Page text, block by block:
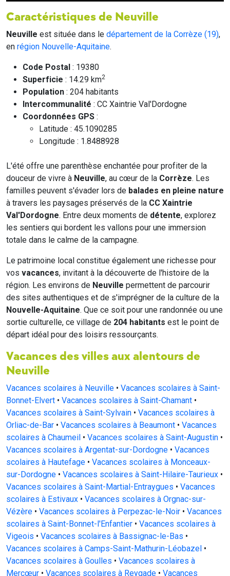
Caractéristiques de Neuville
Neuville est située dans le département de la Corrèze (19),
en région Nouvelle-Aquitaine.
Code Postal : 19380
Superficie : 14.29 km2
Population : 204 habitants
Intercommunalité : CC Xaintrie Val'Dordogne
Coordonnées GPS :
Latitude : 45.1090285
Longitude : 1.8488928
L'été offre une parenthèse enchantée pour profiter de la
douceur de vivre à Neuville, au cœur de la Corrèze. Les
familles peuvent s'évader lors de balades en pleine nature
à travers les paysages préservés de la CC Xaintrie
Val'Dordogne. Entre deux moments de détente, explorez
les sentiers qui bordent les vallons pour une immersion
totale dans le calme de la campagne.
Le patrimoine local constitue également une richesse pour
vos vacances, invitant à la découverte de l'histoire de la
région. Les environs de Neuville permettent de parcourir
des sites authentiques et de s'imprégner de la culture de la
Nouvelle-Aquitaine. Que ce soit pour une randonnée ou une
sortie culturelle, ce village de 204 habitants est le point de
départ idéal pour des loisirs ressourçants.
Vacances des villes aux alentours de
Neuville
Vacances scolaires à Neuville • Vacances scolaires à Saint-
Bonnet-Elvert • Vacances scolaires à Saint-Chamant •
Vacances scolaires à Saint-Sylvain • Vacances scolaires à
Orliac-de-Bar • Vacances scolaires à Beaumont • Vacances
scolaires à Chaumeil • Vacances scolaires à Saint-Augustin •
Vacances scolaires à Argentat-sur-Dordogne • Vacances
scolaires à Hautefage • Vacances scolaires à Monceaux-
sur-Dordogne • Vacances scolaires à Saint-Hilaire-Taurieux •
Vacances scolaires à Saint-Martial-Entraygues • Vacances
scolaires à Estivaux • Vacances scolaires à Orgnac-sur-
Vézère • Vacances scolaires à Perpezac-le-Noir • Vacances
scolaires à Saint-Bonnet-l'Enfantier • Vacances scolaires à
Vigeois • Vacances scolaires à Bassignac-le-Bas •
Vacances scolaires à Camps-Saint-Mathurin-Léobazel •
Vacances scolaires à Goulles • Vacances scolaires à
Mercœur • Vacances scolaires à Reygade • Vacances